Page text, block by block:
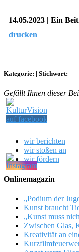
14.05.2023 | Ein
drucken
Kategorie: | Stichwort:
Gefällt Ihnen dieser
wir berichten
wir stoßen an
wir fördern
Onlinemagazin
„Podium der
Kunst braucht
„Kunst muss
Zwischen Glas,
Kreativität an